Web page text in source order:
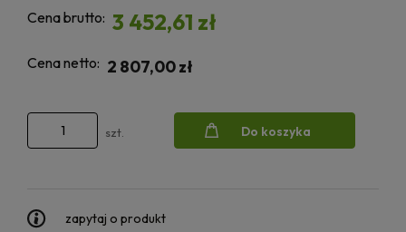
Cena brutto: 3 452,61 zł
Cena netto: 2 807,00 zł
szt. Do koszyka
zapytaj o produkt